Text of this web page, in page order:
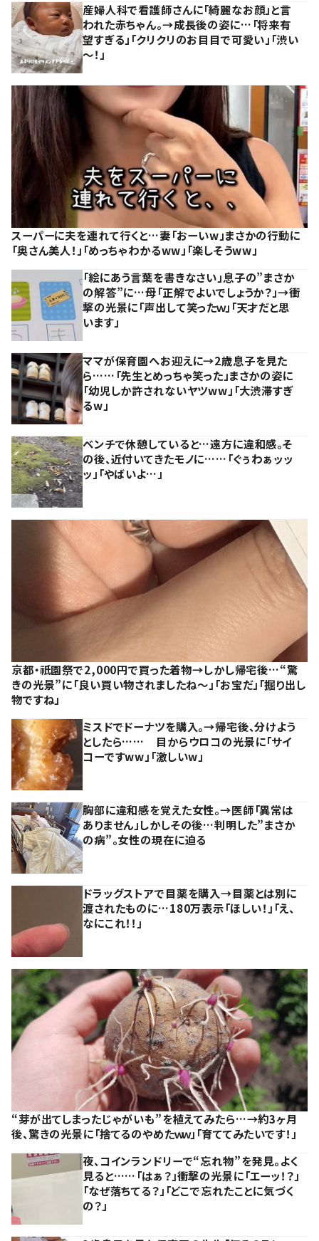
産婦人科で看護師さんに「綺麗なお顔」と言
われた赤ちゃん。→成長後の姿に…「将来有
望すぎる」「クリクリのお目目で可愛い」「渋い
～！」
スーパーに夫を連れて行くと…妻「おーいw」まさかの行動に
「奥さん美人！」「めっちゃわかるww」「楽しそうww」
「絵にあう言葉を書きなさい」息子の”まさか
の解答”に…母「正解でよいでしょうか？」→衝
撃の光景に「声出して笑ったｗ」「天才だと思
います」
ママが保育園へお迎えに→2歳息子を見た
ら……「先生とめっちゃ笑った」まさかの姿に
「幼児しか許されないヤツww」「大渋滞すぎ
るw」
ベンチで休憩していると…遠方に違和感。そ
の後、近付いてきたモノに……「ぐぅわぁッッ
ッ」「やばいよ…」
京都・祇園祭で2,000円で買った着物→しかし帰宅後…“驚
きの光景”に「良い買い物されましたね～」「お宝だ」「掘り出し
物ですね」
ミスドでドーナツを購入。→帰宅後、分けよう
としたら…… 目からウロコの光景に「サイ
コーですww」「激しいw」
胸部に違和感を覚えた女性。→医師「異常は
ありません」しかしその後…判明した”まさか
の病”。女性の現在に迫る
ドラッグストアで目薬を購入→目薬とは別に
渡されたものに…180万表示「ほしい！」「え、
なにこれ！！」
“芽が出てしまったじゃがいも”を植えてみたら…→約3ヶ月
後、驚きの光景に「捨てるのやめたｗｗ」「育ててみたいです！」
夜、コインランドリーで“忘れ物”を発見。よく
見ると……「はぁ？」衝撃の光景に「エーッ！？」
「なぜ落ちてる？」「どこで忘れたことに気づく
の？」